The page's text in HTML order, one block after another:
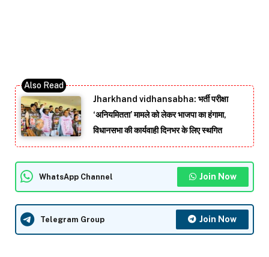
Jharkhand vidhansabha: भर्ती परीक्षा
‘अनियमितता’ मामले को लेकर भाजपा का हंगामा,
विधानसभा की कार्यवाही दिनभर के लिए स्थगित
WhatsApp Channel Join Now
Telegram Group Join Now